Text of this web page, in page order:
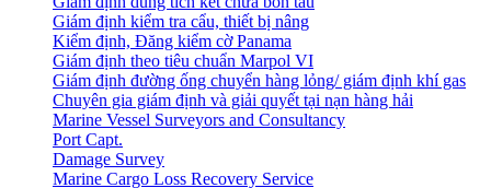
Giám định kiểm tra cẩu, thiết bị nâng
Kiểm định, Đăng kiểm cờ Panama
Giám định theo tiêu chuẩn Marpol VI
Giám định đường ống chuyển hàng lỏng/ giám định khí gas
Chuyên gia giám định và giải quyết tại nạn hàng hải
Marine Vessel Surveyors and Consultancy
Port Capt.
Damage Survey
Marine Cargo Loss Recovery Service